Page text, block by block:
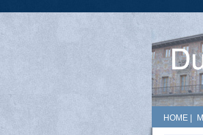
HOME